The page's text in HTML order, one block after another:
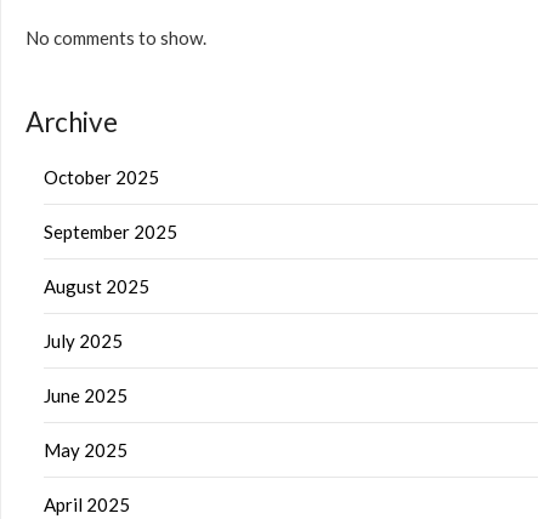
No comments to show.
Archive
October 2025
September 2025
August 2025
July 2025
June 2025
May 2025
April 2025